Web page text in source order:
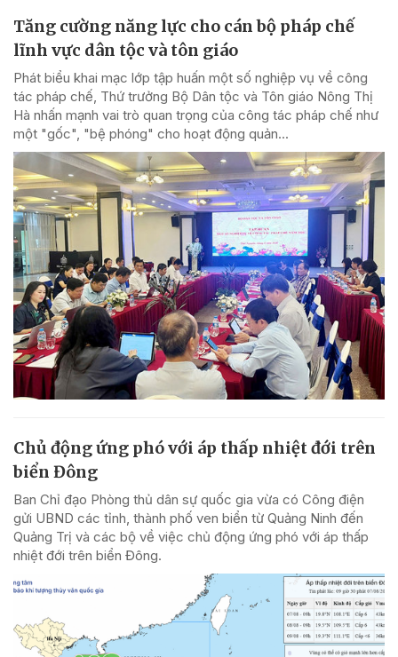
Tăng cường năng lực cho cán bộ pháp chế
lĩnh vực dân tộc và tôn giáo
Phát biểu khai mạc lớp tập huấn một số nghiệp vụ về công
tác pháp chế, Thứ trưởng Bộ Dân tộc và Tôn giáo Nông Thị
Hà nhấn mạnh vai trò quan trọng của công tác pháp chế như
một "gốc", "bệ phóng" cho hoạt động quản...
Chủ động ứng phó với áp thấp nhiệt đới trên
biển Đông
Ban Chỉ đạo Phòng thủ dân sự quốc gia vừa có Công điện
gửi UBND các tỉnh, thành phố ven biển từ Quảng Ninh đến
Quảng Trị và các bộ về việc chủ động ứng phó với áp thấp
nhiệt đới trên biển Đông.